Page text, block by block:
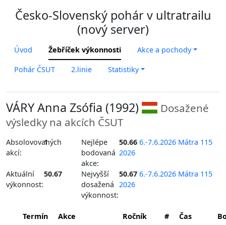
Česko-Slovenský pohár v ultratrailu
(nový server)
Úvod Žebříček výkonnosti Akce a pochody
Pohár ČSUT 2.linie Statistiky
VÁRY Anna Zsófia (1992)
Dosažené
výsledky na akcích ČSUT
Absolovovaných
akcí:
1
Nejlépe
bodovaná
akce:
50.66 6.-7.6.2026 Mátra 115
2026
Aktuální
výkonnost:
50.67
Nejvyšší
dosažená
výkonnost:
50.67 6.-7.6.2026 Mátra 115
2026
Termín Akce Ročník # Čas